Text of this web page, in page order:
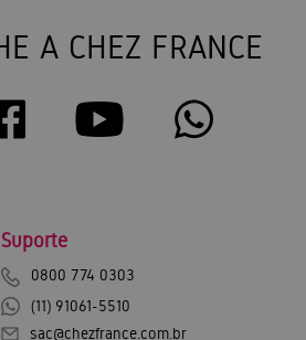
A CHEZ FRANCE
Suporte
0800 774 0303
(11) 91061-5510
sac@chezfrance.com.br